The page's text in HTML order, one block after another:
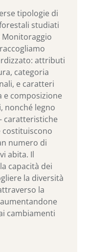
tipologie di
studiati
attributi
categoria
e caratteri
composizione
nonché legno
caratteristiche
costituiscono
numero di
abita. Il
capacità dei
la diversità
la
cambiamenti